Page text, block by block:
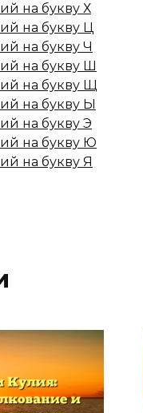
на букву Х
на букву Ц
на букву Ч
на букву Ш
на букву Щ
на букву Ы
на букву Э
на букву Ю
на букву Я